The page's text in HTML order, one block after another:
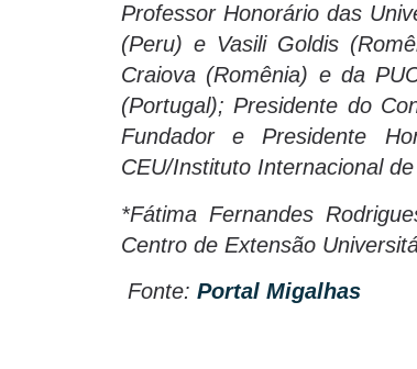
Professor Honorário das
(Peru) e Vasili Goldis
Craiova (Romênia) e da
(Portugal); Presidente do
Fundador e Presidente
CEU/Instituto Internacional
*Fátima Fernandes
Centro de Extensão
Fonte: Portal Migalhas